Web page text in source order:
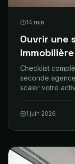
14 min
Ouvrir une
prudent
Checklist
seconde
scaler votre
1 juin 2026